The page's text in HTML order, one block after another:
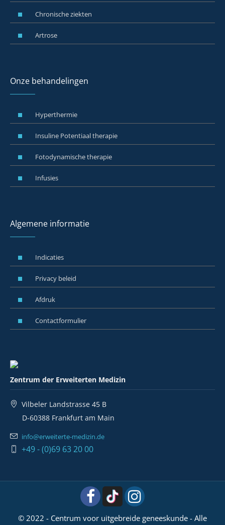
Chronische ziekten
Artrose
Onze behandelingen
Hyperthermie
Insuline Potentiaal therapie
Fotodynamische therapie
Infusies
Algemene informatie
Indicaties
Privacy beleid
Afdruk
Contactformulier
Zentrum der Erweiterten Medizin
Vilbeler Landstrasse 45 B
D-60388 Frankfurt am Main
info@erweiterte-medizin.de
+49 - (0)69 63 20 00
© 2022 - Centrum voor uitgebreide geneeskunde - Alle